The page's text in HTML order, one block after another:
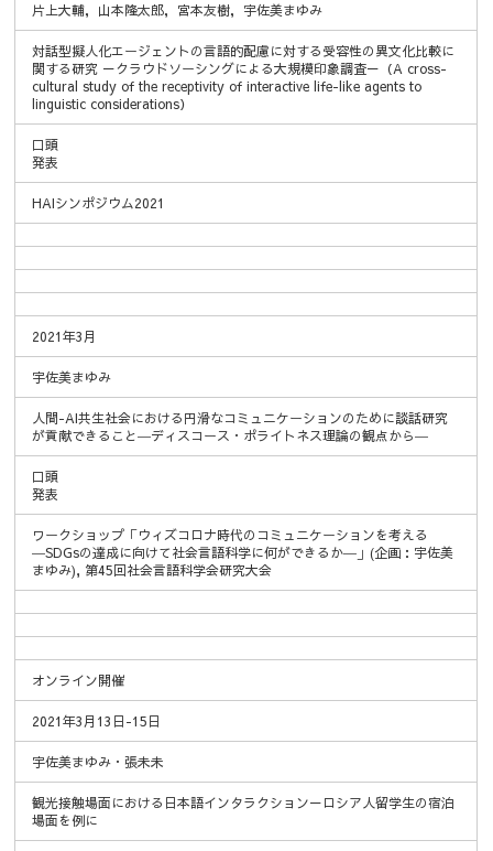
片上大輔，山本隆太郎，宮本友樹，宇佐美まゆみ
対話型擬人化エージェントの言語的配慮に対する受容性の異文化比較に
関する研究 －クラウドソーシングによる大規模印象調査－（A cross-
cultural study of the receptivity of interactive life-like agents to
linguistic considerations）
口頭
発表
HAIシンポジウム2021
2021年3月
宇佐美まゆみ
人間-AI共生社会における円滑なコミュニケーションのために談話研究
が貢献できること―ディスコース・ポライトネス理論の観点から―
口頭
発表
ワークショップ「ウィズコロナ時代のコミュニケーションを考える
―SDGsの達成に向けて社会言語科学に何ができるか―」(企画：宇佐美
まゆみ), 第45回社会言語科学会研究大会
オンライン開催
2021年3月13日-15日
宇佐美まゆみ・張未未
観光接触場面における日本語インタラクション－ロシア人留学生の宿泊
場面を例に